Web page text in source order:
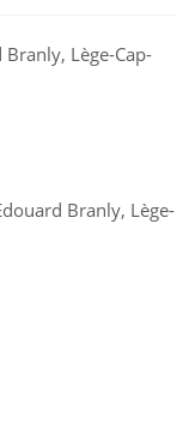
Lège-Cap-
Branly, Lège-